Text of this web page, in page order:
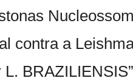
contra a